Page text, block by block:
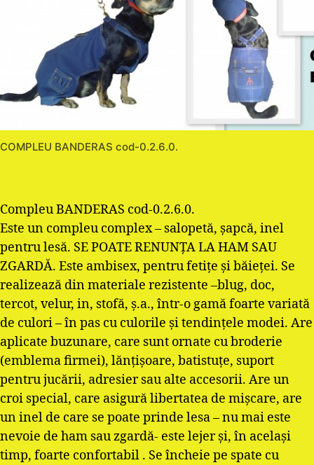
COMPLEU BANDERAS cod-0.2.6.0.
Compleu BANDERAS cod-0.2.6.0.
Este un compleu complex – salopetă, şapcă, inel
pentru lesă. SE POATE RENUNŢA LA HAM SAU
ZGARDĂ. Este ambisex, pentru fetiţe şi băieţei. Se
realizează din materiale rezistente –blug, doc,
tercot, velur, in, stofă, ş.a., într-o gamă foarte variată
de culori – în pas cu culorile şi tendinţele modei. Are
aplicate buzunare, care sunt ornate cu broderie
(emblema firmei), lănţişoare, batistuţe, suport
pentru jucării, adresier sau alte accesorii. Are un
croi special, care asigură libertatea de mişcare, are
un inel de care se poate prinde lesa – nu mai este
nevoie de ham sau zgardă- este lejer şi, în acelaşi
timp, foarte confortabil . Se încheie pe spate cu